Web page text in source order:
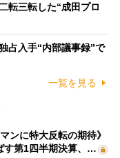
転三転した“成田プロ
占入手“内部議事録”で
一覧を見る
ンに特大反転の期待》
す第1四半期決算、…